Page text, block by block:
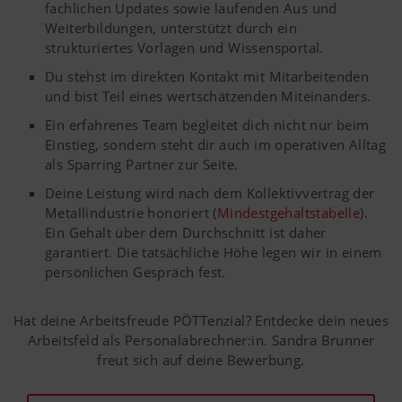
accettato.
(layer) e
lingua
(lang)
Memorizza
la selezione
della
nazione e
della lingua
dell'utente.
6 Mesi
misurano ed elaborano in modo anonimo quali
contenuti del nostro sito web vengono sfruttati
Scopo dei
Cookies
Durata
Google
Analytics
Analisi
dell'uso di
questa pagina,
vedi sotto.
6 Mesi
Maggiori informazioni
Marketing
Desideriamo mostrarvi contenuti interessanti
sul nostro sito web e sui social media, perciò
utilizziamo tecnologie web (anche cookies) di
alcune aziende partner. Così i contenuti
rappresentati verranno adattati e visualizzati in
Scopo dei Cookies
Maggiori informazioni
fachlichen Updates sowie laufenden Aus und
Weiterbildungen, unterstützt durch ein
strukturiertes Vorlagen und Wissensportal.
Du stehst im direkten Kontakt mit Mitarbeitenden
und bist Teil eines wertschätzenden Miteinanders.
Ein erfahrenes Team begleitet dich nicht nur beim
Einstieg, sondern steht dir auch im operativen Alltag
als Sparring Partner zur Seite.
Deine Leistung wird nach dem Kollektivvertrag der
Metallindustrie honoriert (Mindestgehaltstabelle).
Ein Gehalt über dem Durchschnitt ist daher
garantiert. Die tatsächliche Höhe legen wir in einem
persönlichen Gespräch fest.
Hat deine Arbeitsfreude PÖTTenzial? Entdecke dein neues
Arbeitsfeld als Personalabrechner:in. Sandra Brunner
freut sich auf deine Bewerbung.